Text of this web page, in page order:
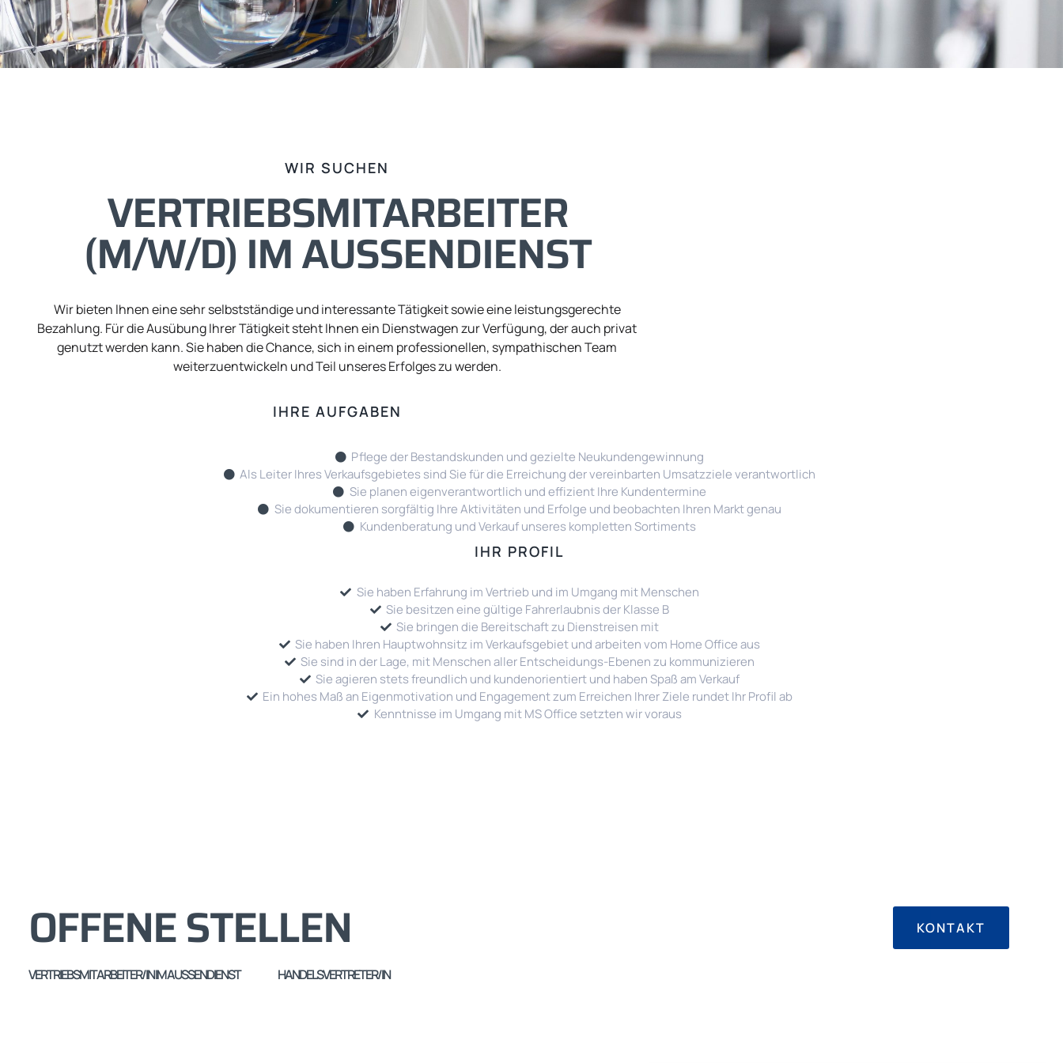
WIR SUCHEN
VERTRIEBSMITARBEITER
(M/W/D) IM AUSSENDIENST
Wir bieten lhnen eine sehr selbstständige und interessante Tätigkeit sowie eine leistungsgerechte
Bezahlung. Für die Ausübung Ihrer Tätigkeit steht Ihnen ein Dienstwagen zur Verfügung, der auch privat
genutzt werden kann. Sie haben die Chance, sich in einem professionellen, sympathischen Team
weiterzuentwickeln und Teil unseres Erfolges zu werden.
IHRE AUFGABEN
Pflege der Bestandskunden und gezielte Neukundengewinnung
Als Leiter Ihres Verkaufsgebietes sind Sie für die Erreichung der vereinbarten Umsatzziele verantwortlich
Sie planen eigenverantwortlich und effizient Ihre Kundentermine
Sie dokumentieren sorgfältig Ihre Aktivitäten und Erfolge und beobachten Ihren Markt genau
Kundenberatung und Verkauf unseres kompletten Sortiments
IHR PROFIL
Sie haben Erfahrung im Vertrieb und im Umgang mit Menschen
Sie besitzen eine gültige Fahrerlaubnis der Klasse B
Sie bringen die Bereitschaft zu Dienstreisen mit
Sie haben Ihren Hauptwohnsitz im Verkaufsgebiet und arbeiten vom Home Office aus
Sie sind in der Lage, mit Menschen aller Entscheidungs-Ebenen zu kommunizieren
Sie agieren stets freundlich und kundenorientiert und haben Spaß am Verkauf​
Ein hohes Maß an Eigenmotivation und Engagement zum Erreichen Ihrer Ziele rundet Ihr Profil ab
Kenntnisse im Umgang mit MS Office setzten wir voraus
OFFENE STELLEN KONTAKT
VERTRIEBSMITARBEITER/IN IM AUSSENDIENST HANDELSVERTRETER/IN